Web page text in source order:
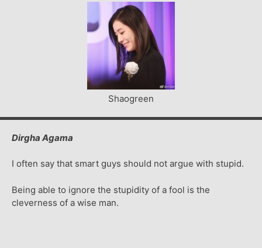
Shaogreen
Dirgha Agama
I often say that smart guys should not argue with stupid.
Being able to ignore the stupidity of a fool is the
cleverness of a wise man.